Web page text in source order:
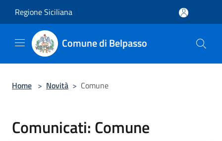
Regione Siciliana
Comune di Belpasso
Home > Novità > Comune
Comunicati: Comune